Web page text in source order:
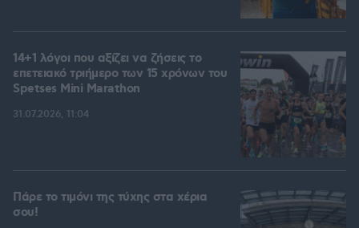
14+1 λόγοι που αξίζει να ζήσεις το
επετειακό τριήμερο των 15 χρόνων του
Spetses Mini Marathon
31.07.2026, 11:04
Πάρε το τιμόνι της τύχης στα χέρια
σου!